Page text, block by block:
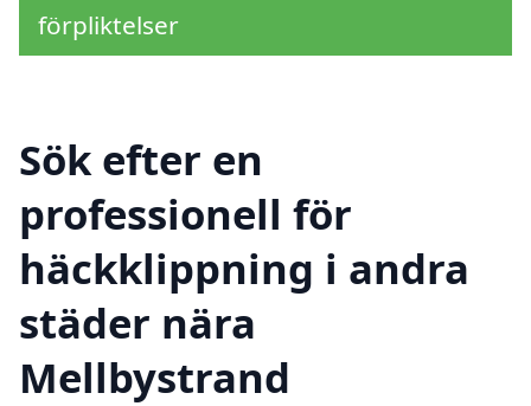
förpliktelser
Sök efter en
professionell för
häckklippning i andra
städer nära
Mellbystrand